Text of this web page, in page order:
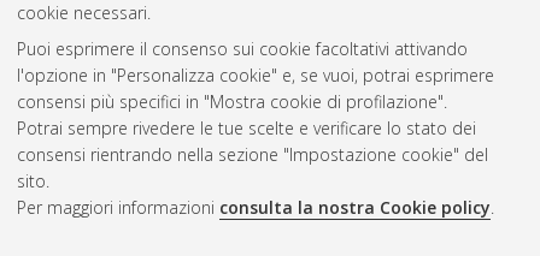
cookie necessari.
Puoi esprimere il consenso sui cookie facoltativi attivando
l'opzione in "Personalizza cookie" e, se vuoi, potrai esprimere
consensi più specifici in "Mostra cookie di profilazione".
Potrai sempre rivedere le tue scelte e verificare lo stato dei
consensi rientrando nella sezione "Impostazione cookie" del
sito.
Per maggiori informazioni consulta la nostra Cookie policy.
Atom
Rss 1.0
Rss 2.0
AMS Laurea